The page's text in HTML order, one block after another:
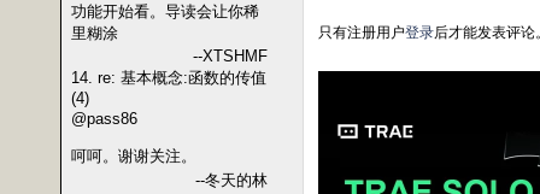
功能开始看。导读会让你稀
里糊涂
--XTSHMF
14. re: 基本概念:函数的传值
(4)
@pass86
呵呵。谢谢关注。
--冬天的林
只有注册用户登录后才能发表评论